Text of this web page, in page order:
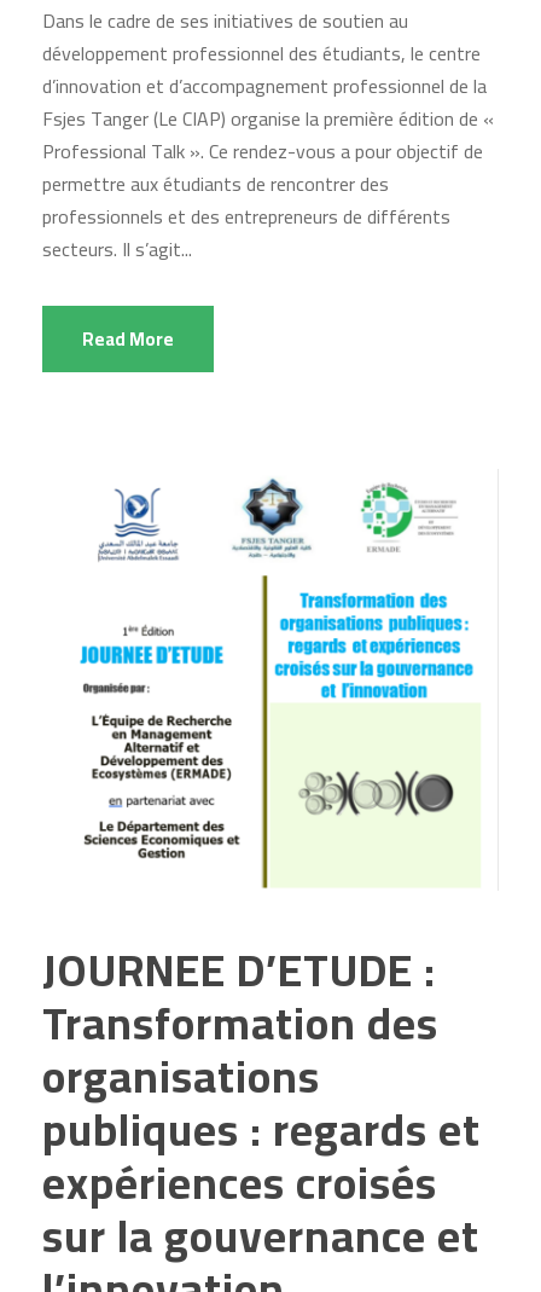
Dans le cadre de ses initiatives de soutien au
développement professionnel des étudiants, le centre
d’innovation et d’accompagnement professionnel de la
Fsjes Tanger (Le CIAP) organise la première édition de «
Professional Talk ». Ce rendez-vous a pour objectif de
permettre aux étudiants de rencontrer des
professionnels et des entrepreneurs de différents
secteurs. Il s’agit...
Read More
JOURNEE D’ETUDE :
Transformation des
organisations
publiques : regards et
expériences croisés
sur la gouvernance et